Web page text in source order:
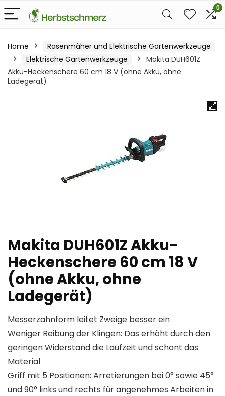
0
Home
Rasenmäher und Elektrische Gartenwerkzeuge
Elektrische Gartenwerkzeuge
Makita DUH601Z
Akku-Heckenschere 60 cm 18 V (ohne Akku, ohne
Ladegerät)
Makita DUH601Z Akku-
Heckenschere 60 cm 18 V
(ohne Akku, ohne
Ladegerät)
Messerzahnform leitet Zweige besser ein
Weniger Reibung der Klingen: Das erhöht durch den
geringen Widerstand die Laufzeit und schont das
Material
Griff mit 5 Positionen: Arretierungen bei 0° sowie 45°
und 90° links und rechts für angenehmes Arbeiten in